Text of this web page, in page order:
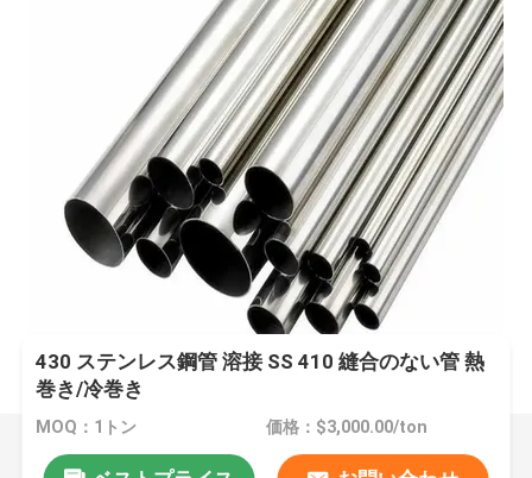
430 ステンレス鋼管 溶接 SS 410 縫合のない管 熱
巻き/冷巻き
MOQ：1トン 価格：$3,000.00/ton